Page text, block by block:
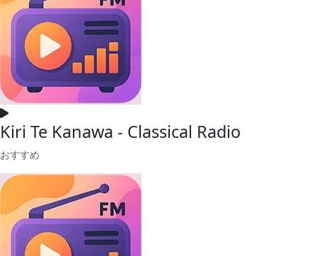
Kiri Te Kanawa - Classical Radio
おすすめ